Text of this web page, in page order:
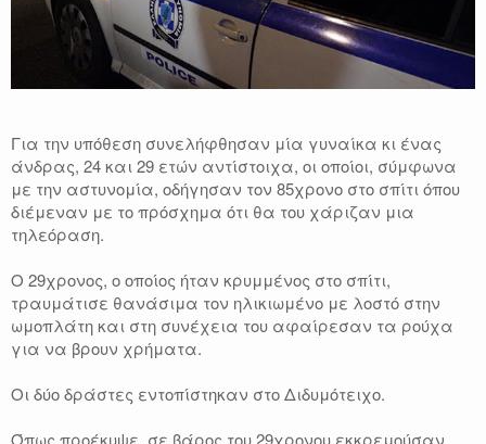
Για την υπόθεση συνελήφθησαν μία γυναίκα κι ένας
άνδρας, 24 και 29 ετών αντίστοιχα, οι οποίοι, σύμφωνα
με την αστυνομία, οδήγησαν τον 85χρονο στο σπίτι όπου
διέμεναν με το πρόσχημα ότι θα του χάριζαν μια
τηλεόραση.
Ο 29χρονος, ο οποίος ήταν κρυμμένος στο σπίτι,
τραυμάτισε θανάσιμα τον ηλικιωμένο με λοστό στην
ωμοπλάτη και στη συνέχεια του αφαίρεσαν τα ρούχα
για να βρουν χρήματα.
Οι δύο δράστες εντοπίστηκαν στο Διδυμότειχο.
Όπως προέκυψε, σε βάρος του 29χρονου εκκρεμούσαν